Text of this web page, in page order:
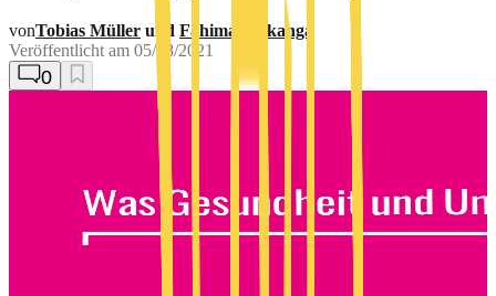
vonTobias Müller und Fahima Makanga
Veröffentlicht am 05/18/2021
0